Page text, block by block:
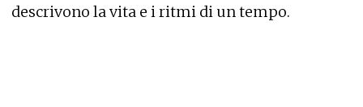
descrivono la vita e i ritmi di un tempo.